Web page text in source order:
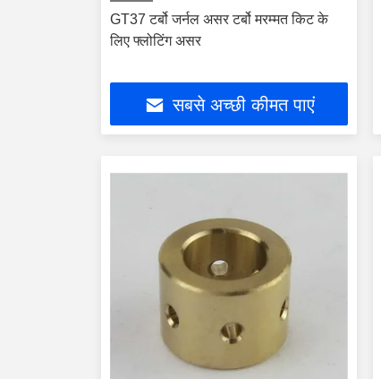
GT37 टर्बो जर्नल असर टर्बो मरम्मत किट के
लिए फ्लोटिंग असर
सबसे अच्छी कीमत पाएं